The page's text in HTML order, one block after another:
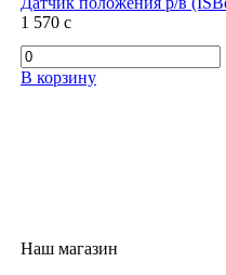
1 570 c
В корзину
Наш магазин